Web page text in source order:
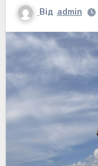
Від admin